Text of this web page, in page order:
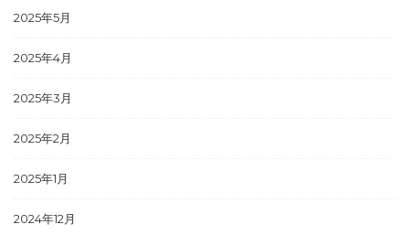
2025年5月
2025年4月
2025年3月
2025年2月
2025年1月
2024年12月